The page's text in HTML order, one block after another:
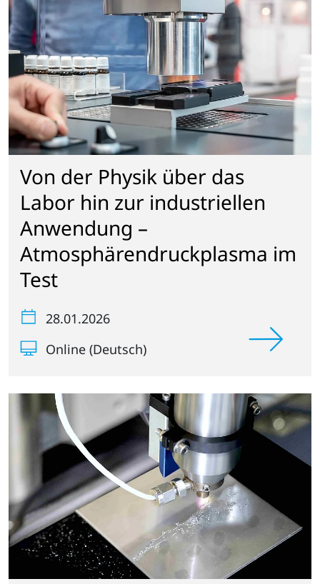
Von der Physik über das
Labor hin zur industriellen
Anwendung –
Atmosphärendruckplasma im
Test
28.01.2026
Online (Deutsch)